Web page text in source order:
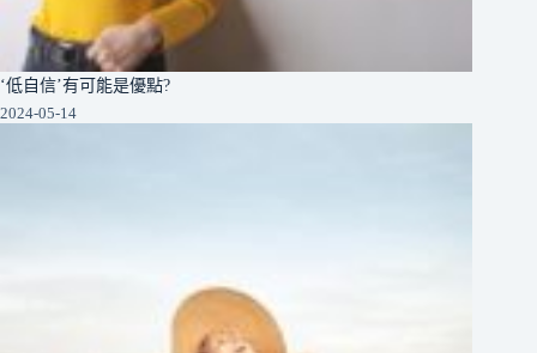
‘低自信’有可能是優點?
2024-05-14